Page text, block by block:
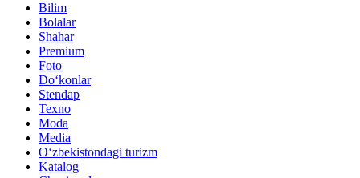
Bilim
Bolalar
Shahar
Premium
Foto
Do‘konlar
Stendap
Texno
Moda
Media
O‘zbekistondagi turizm
Katalog